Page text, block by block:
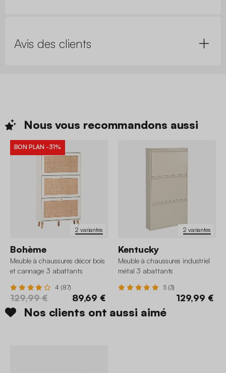
Avis des clients
Nous vous recommandons aussi
2 variantes
BON PLAN -31%
Bohème
Meuble à chaussures décor bois
et cannage 3 abattants
4 (87)
129,99 € 89,69 €
2 variantes
Kentucky
Meuble à chaussures industriel
métal 3 abattants
5 (3)
129,99 €
Nos clients ont aussi aimé